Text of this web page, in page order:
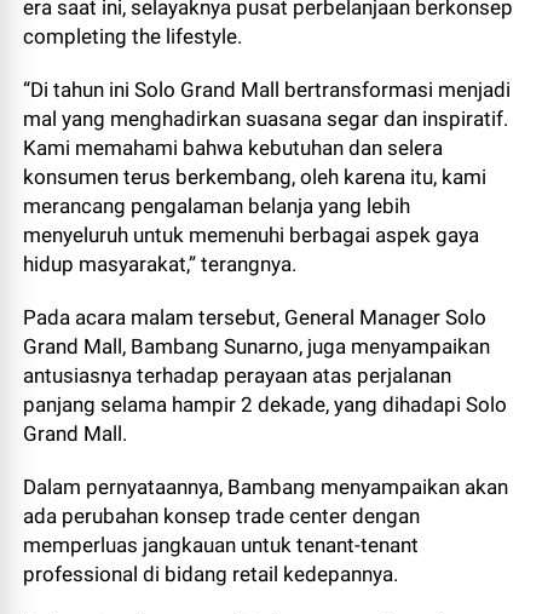
era saat ini, selayaknya pusat perbelanjaan berkonsep
completing the lifestyle.
“Di tahun ini Solo Grand Mall bertransformasi menjadi
mal yang menghadirkan suasana segar dan inspiratif.
Kami memahami bahwa kebutuhan dan selera
konsumen terus berkembang, oleh karena itu, kami
merancang pengalaman belanja yang lebih
menyeluruh untuk memenuhi berbagai aspek gaya
hidup masyarakat,” terangnya.
Pada acara malam tersebut, General Manager Solo
Grand Mall, Bambang Sunarno, juga menyampaikan
antusiasnya terhadap perayaan atas perjalanan
panjang selama hampir 2 dekade, yang dihadapi Solo
Grand Mall.
Dalam pernyataannya, Bambang menyampaikan akan
ada perubahan konsep trade center dengan
memperluas jangkauan untuk tenant-tenant
professional di bidang retail kedepannya.